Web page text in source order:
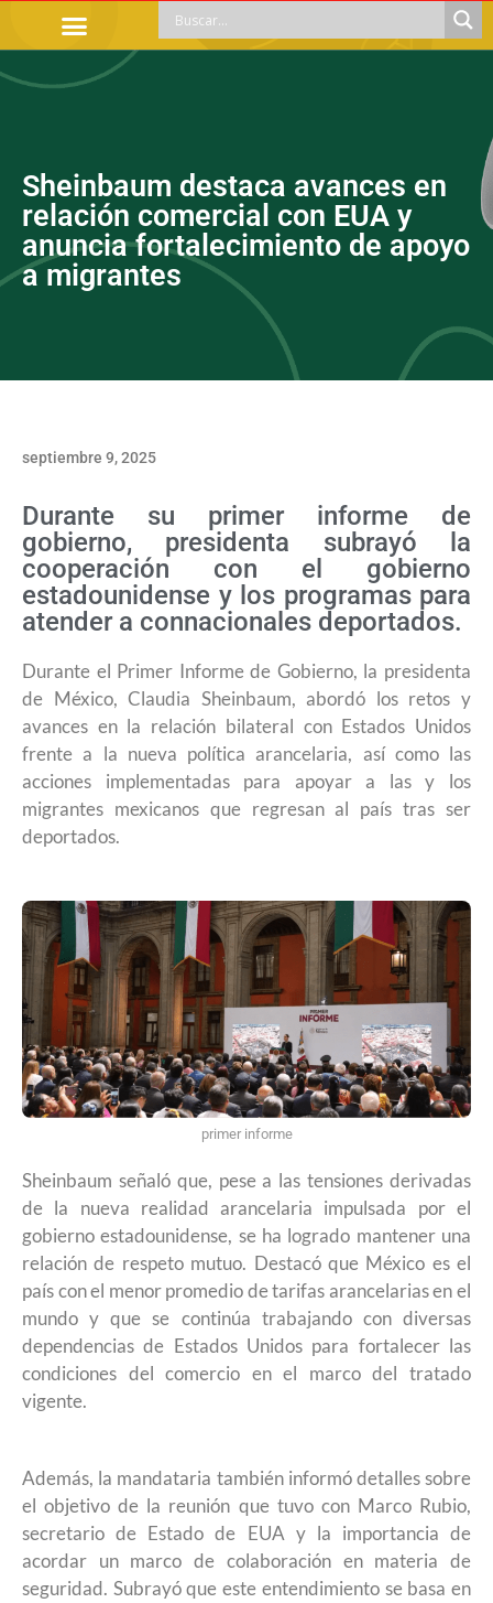
Sheinbaum destaca avances en
relación comercial con EUA y
anuncia fortalecimiento de apoyo
a migrantes
septiembre 9, 2025
Durante su primer informe de
gobierno, presidenta subrayó la
cooperación con el gobierno
estadounidense y los programas para
atender a connacionales deportados.
Durante el Primer Informe de Gobierno, la presidenta
de México, Claudia Sheinbaum, abordó los retos y
avances en la relación bilateral con Estados Unidos
frente a la nueva política arancelaria, así como las
acciones implementadas para apoyar a las y los
migrantes mexicanos que regresan al país tras ser
deportados.
primer informe
Sheinbaum señaló que, pese a las tensiones derivadas
de la nueva realidad arancelaria impulsada por el
gobierno estadounidense, se ha logrado mantener una
relación de respeto mutuo. Destacó que México es el
país con el menor promedio de tarifas arancelarias en el
mundo y que se continúa trabajando con diversas
dependencias de Estados Unidos para fortalecer las
condiciones del comercio en el marco del tratado
vigente.
Además, la mandataria también informó detalles sobre
el objetivo de la reunión que tuvo con Marco Rubio,
secretario de Estado de EUA y la importancia de
acordar un marco de colaboración en materia de
seguridad. Subrayó que este entendimiento se basa en